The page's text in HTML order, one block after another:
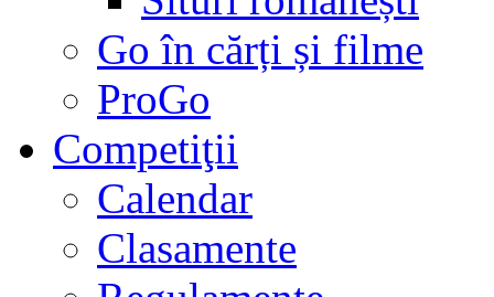
Go în cărți și filme
ProGo
Competiţii
Calendar
Clasamente